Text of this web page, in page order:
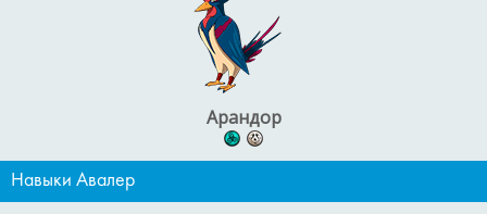
Арандор
Навыки Авалер